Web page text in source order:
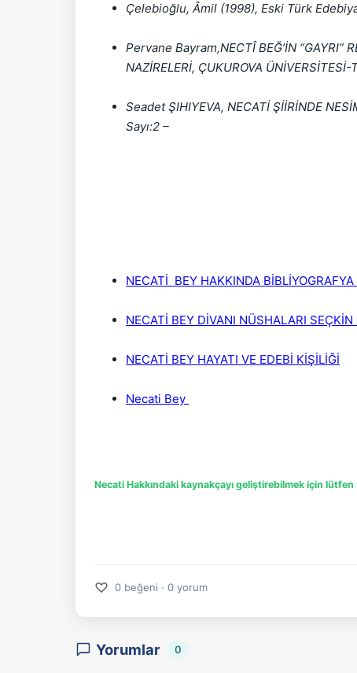
Çelebioğlu, Âmil (1998), Eski Türk
Pervane Bayram,NECTÎ BEĞ’İN “GAYRI”
NAZİRELERİ, ÇUKUROVA
Seadet ŞIHIYEVA, NECATİ ŞİİRİNDE
Sayı:2 –
NECATİ  BEY HAKKINDA BİBLİYOGRAFYA
NECATİ BEY DİVANI NÜSHALARI SEÇKİN
NECATİ BEY HAYATI VE EDEBİ KİŞİLİĞİ
Necati Bey
Necati Hakkındaki kaynakçayı geliştirebilmek için lütfen
♡ 0 beğeni · 0 yorum
Yorumlar 0